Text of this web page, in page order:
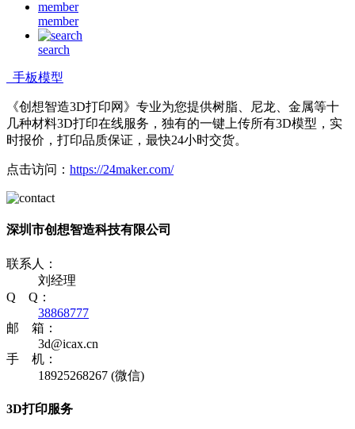
member
search
手板模型
《创想智造3D打印网》专业为您提供树脂、尼龙、金属等十
几种材料3D打印在线服务，独有的一键上传所有3D模型，实
时报价，打印品质保证，最快24小时交货。
点击访问： https://24maker.com/
深圳市创想智造科技有限公司
联系人：
刘经理
Q Q：
38868777
邮 箱：
3d@icax.cn
手 机：
18925268267 (微信)
3D打印服务